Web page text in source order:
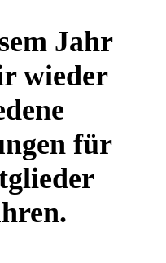
Jahr
wieder
für